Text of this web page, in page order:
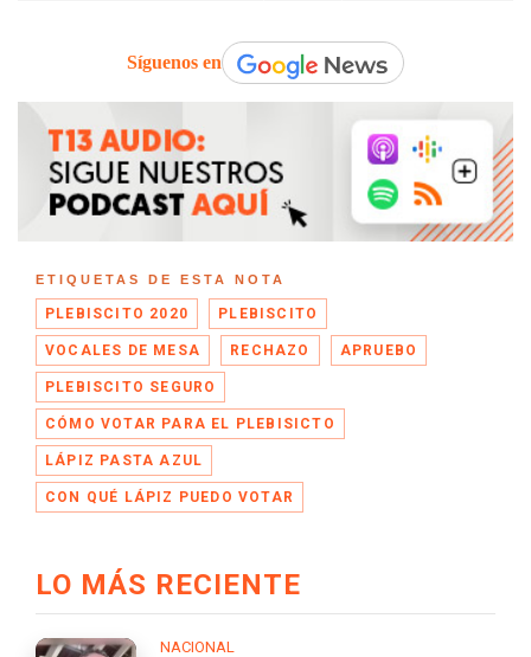
Síguenos en
ETIQUETAS DE ESTA NOTA
PLEBISCITO 2020 PLEBISCITO
VOCALES DE MESA RECHAZO APRUEBO
PLEBISCITO SEGURO
CÓMO VOTAR PARA EL PLEBISICTO
LÁPIZ PASTA AZUL
CON QUÉ LÁPIZ PUEDO VOTAR
LO MÁS RECIENTE
NACIONAL